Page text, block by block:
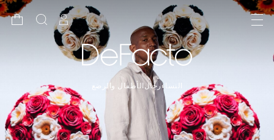
النساء رجال الأطفال والرضع